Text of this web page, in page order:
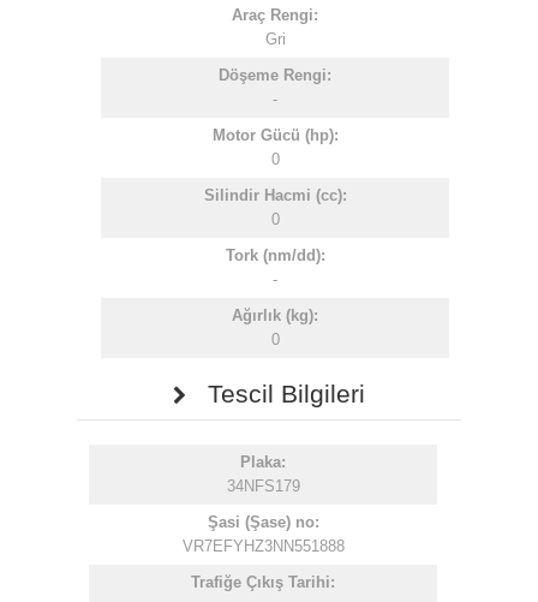
Araç Rengi:
Gri
Döşeme Rengi:
-
Motor Gücü (hp):
0
Silindir Hacmi (cc):
0
Tork (nm/dd):
-
Ağırlık (kg):
0
Tescil Bilgileri
Plaka:
34NFS179
Şasi (Şase) no:
VR7EFYHZ3NN551888
Trafiğe Çıkış Tarihi: